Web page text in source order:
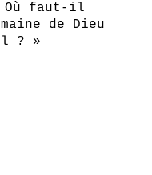
Où faut-il
de Dieu
il ? »